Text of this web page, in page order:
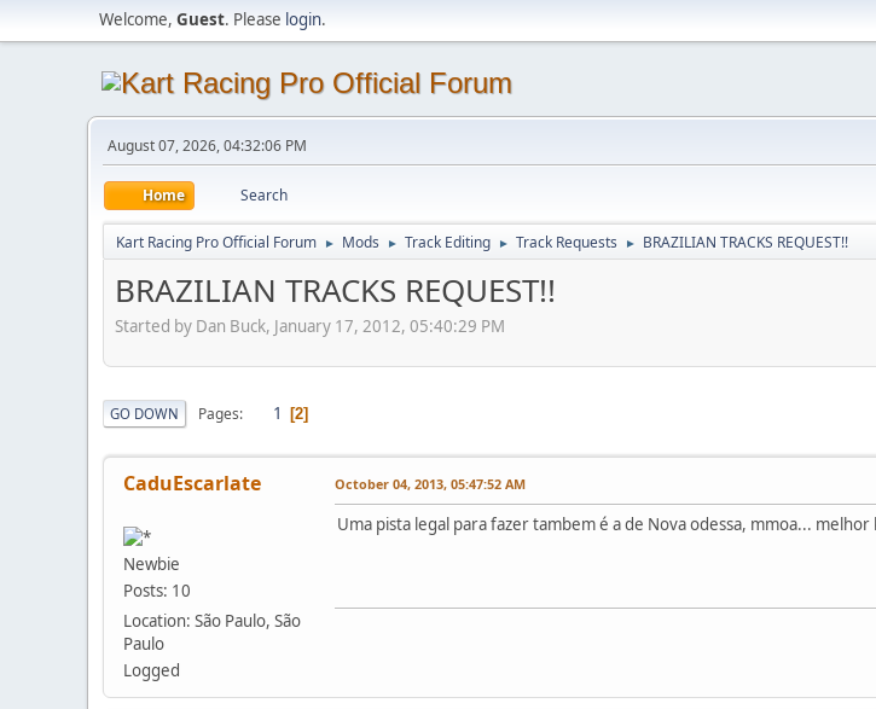
Welcome, Guest. Please login.
August 07, 2026, 04:32:06 PM
Home Search
Kart Racing Pro Official Forum ► Mods ► Track Editing ► Track Requests ► BRAZILIAN TRACKS REQUEST!!
BRAZILIAN TRACKS REQUEST!!
Started by Dan Buck, January 17, 2012, 05:40:29 PM
GO DOWN Pages 1 2
CaduEscarlate
Newbie
Posts: 10
Location: São Paulo, São
Paulo
Logged
October 04, 2013, 05:47:52 AM
Uma pista legal para fazer tambem é a de Nova odessa, mmoa...